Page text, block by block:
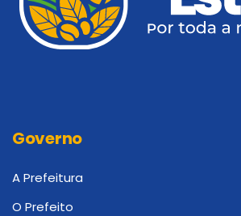
Governo
A Prefeitura
O Prefeito